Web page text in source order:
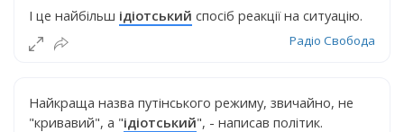
І це найбільш ідіотський спосіб реакції на ситуацію.
Радіо Свобода
Найкраща назва путінського режиму, звичайно, не
"кривавий", а "ідіотський", - написав політик.